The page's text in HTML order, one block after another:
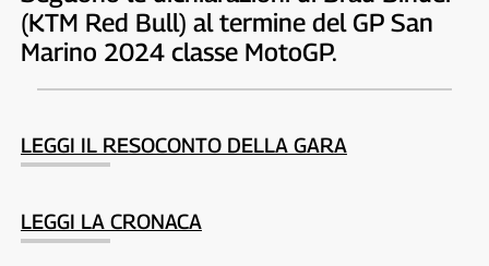
(KTM Red Bull) al termine del GP San
Marino 2024 classe MotoGP.
LEGGI IL RESOCONTO DELLA GARA
LEGGI LA CRONACA